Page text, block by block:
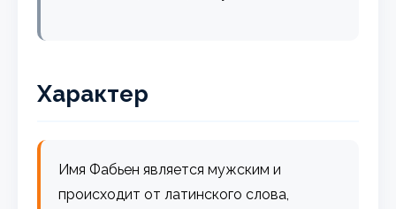
Характер
Имя Фабьен является мужским и
происходит от латинского слова,